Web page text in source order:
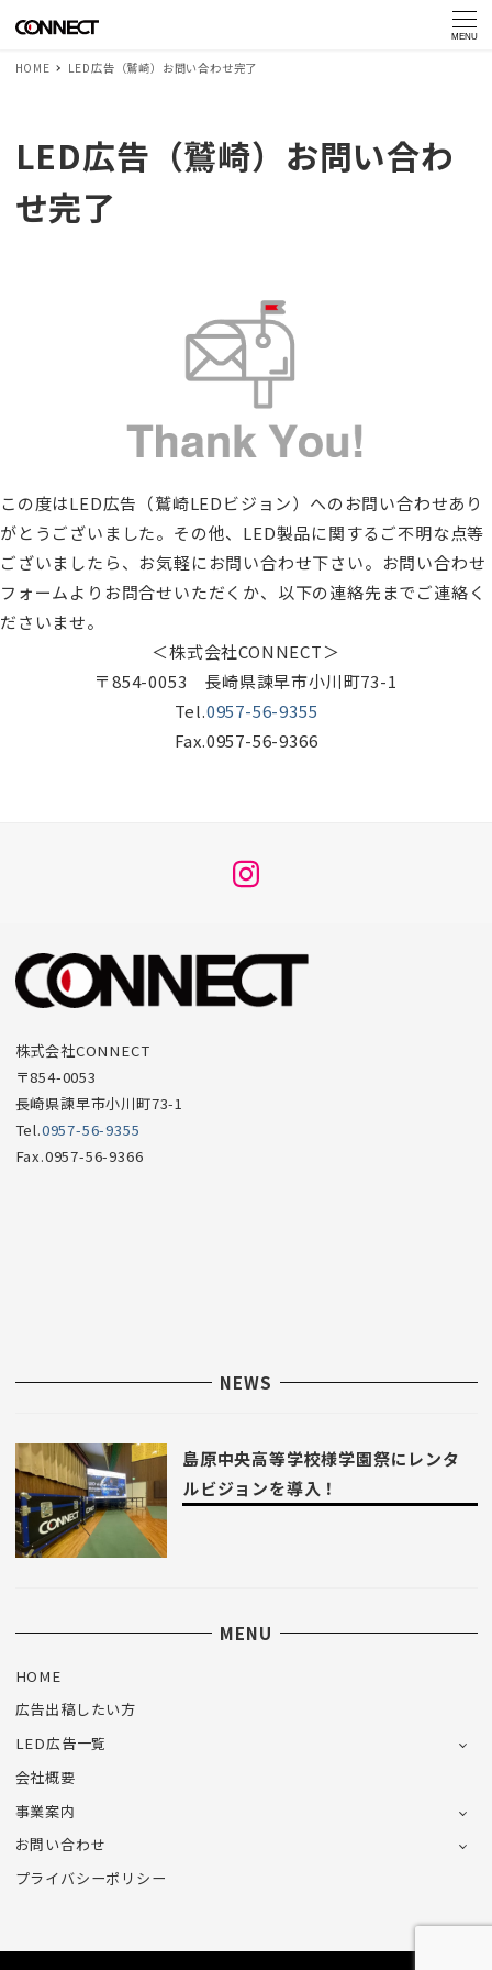
MENU
HOME LED広告（鷲崎）お問い合わせ完了
LED広告（鷲崎）お問い合わ
せ完了
この度はLED広告（鷲崎LEDビジョン）へのお問い合わせあり
がとうございました。その他、LED製品に関するご不明な点等
ございましたら、お気軽にお問い合わせ下さい。お問い合わせ
フォームよりお問合せいただくか、以下の連絡先までご連絡く
ださいませ。
＜株式会社CONNECT＞
〒854-0053 長崎県諫早市小川町73-1
Tel.0957-56-9355
Fax.0957-56-9366
メ
ー
項
株式会社CONNECT
〒854-0053
長崎県諫早市小川町73-1
Tel.0957-56-9355
Fax.0957-56-9366
NEWS
島原中央高等学校様学園祭にレンタ
ルビジョンを導入！
MENU
HOME
広告出稿したい方
LED広告一覧
会社概要
事業案内
お問い合わせ
プライバシーポリシー